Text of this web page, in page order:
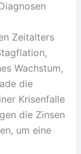
Zeitalters
Wachstum,
die
Krisenfalle
die Zinsen
um eine